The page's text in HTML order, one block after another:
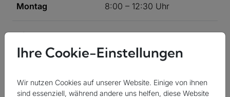
Montag 8:00 – 12:30 Uhr
Dienstag 8:00 – 12:30 Uhr
8:00 – 12:30 Uhr
Donnerstag 8:00 – 12:30 Uhr
Ihre Cookie-Einstellungen
Wir nutzen Cookies auf unserer Website. Einige von ihnen
sind essenziell, während andere uns helfen, diese Website